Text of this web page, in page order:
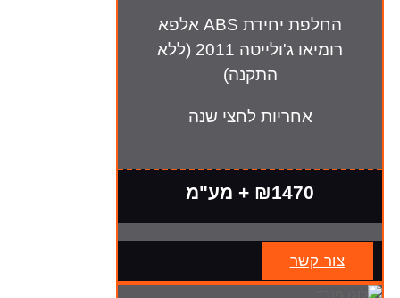
החלפת יחידת ABS אלפא
רומיאו ג'ולייטה 2011 (ללא
התקנה)
אחריות לחצי שנה
₪1470 + מע"מ
צור קשר